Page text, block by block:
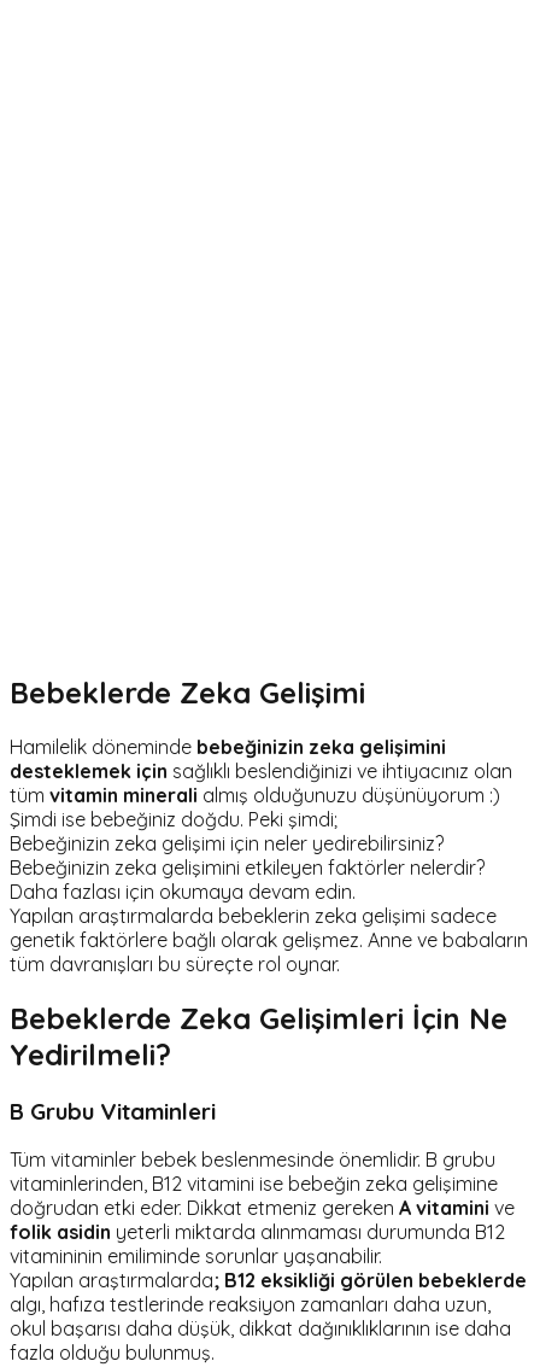
Bebeklerde Zeka Gelişimi
Hamilelik döneminde bebeğinizin zeka gelişimini
desteklemek için sağlıklı beslendiğinizi ve ihtiyacınız olan
tüm vitamin minerali almış olduğunuzu düşünüyorum :)
Şimdi ise bebeğiniz doğdu. Peki şimdi;
Bebeğinizin zeka gelişimi için neler yedirebilirsiniz?
Bebeğinizin zeka gelişimini etkileyen faktörler nelerdir?
Daha fazlası için okumaya devam edin.
Yapılan araştırmalarda bebeklerin zeka gelişimi sadece
genetik faktörlere bağlı olarak gelişmez. Anne ve babaların
tüm davranışları bu süreçte rol oynar.
Bebeklerde Zeka Gelişimleri İçin Ne
Yedirilmeli?
B Grubu Vitaminleri
Tüm vitaminler bebek beslenmesinde önemlidir. B grubu
vitaminlerinden, B12 vitamini ise bebeğin zeka gelişimine
doğrudan etki eder. Dikkat etmeniz gereken A vitamini ve
folik asidin yeterli miktarda alınmaması durumunda B12
vitamininin emiliminde sorunlar yaşanabilir.
Yapılan araştırmalarda; B12 eksikliği görülen bebeklerde
algı, hafıza testlerinde reaksiyon zamanları daha uzun,
okul başarısı daha düşük, dikkat dağınıklıklarının ise daha
fazla olduğu bulunmuş.